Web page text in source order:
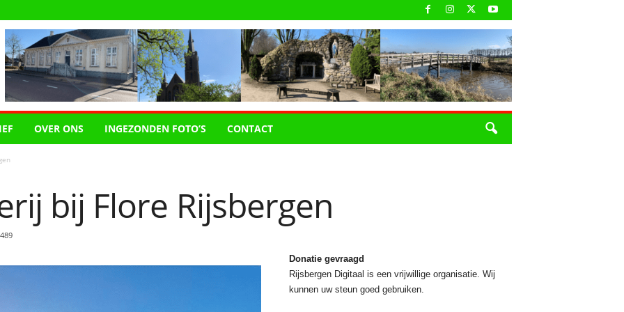
OVER ONS INGEZONDEN FOTO’S CONTACT
bij Flore Rijsbergen
489
Donatie gevraagd
Rijsbergen Digitaal is een vrijwillige organisatie. Wij
kunnen uw steun goed gebruiken.